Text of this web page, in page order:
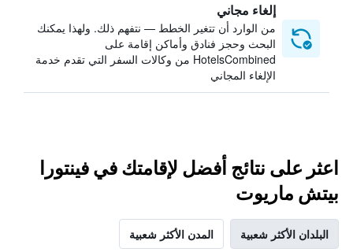
إلغاء مجاني
من الوارد أن تتغير الخطط — نتفهم ذلك. ولهذا يمكنك
البحث وحجز فنادق وأماكن إقامة على
HotelsCombined من وكالات السفر التي تقدم خدمة
الإلغاء المجاني
اعثر على نتائج أفضل لإقامتك في فينتورا
بيتش ماريوت
البلدان الأكثر شعبية المدن الأكثر شعبية